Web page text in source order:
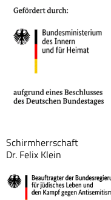
Schirmherrschaft
Dr. Felix Klein